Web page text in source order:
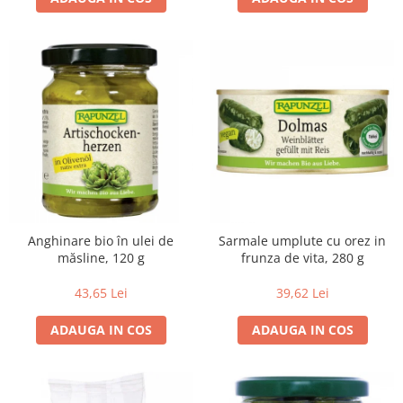
Indulcitori bio
Inghetata bio si decoratiuni
Ingrediente bio pentru copt
Masline bio si antipasti
Antipasti bio
Masline bio
Pesto bio
Musli si terci
Fulgi din cereale bio
Orez bio si leguminoase
Legume bio
Anghinare bio în ulei de
măsline, 120 g
43,65 Lei
ADAUGA IN COS
Sarmale umplute cu orez in
frunza de vita, 280 g
39,62 Lei
ADAUGA IN COS